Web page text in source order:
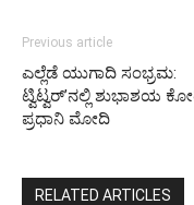
Previous article
ಎಲ್ಲೆಡೆ ಯುಗಾದಿ ಸಂಭ್ರಮ:
ಟ್ವಿಟ್ವರ್’ನಲ್ಲಿ ಶುಭಾಶಯ
ಪ್ರಧಾನಿ ಮೋದಿ
RELATED ARTICLES